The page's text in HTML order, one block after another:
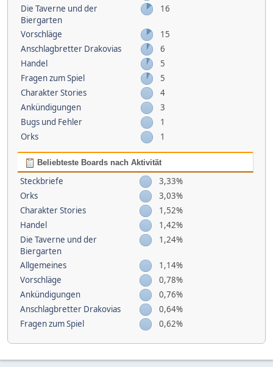
Die Taverne und der
Biergarten
16
Vorschläge
15
Anschlagbretter Drakovias
6
Handel
5
Fragen zum Spiel
5
Charakter Stories
4
Ankündigungen
3
Bugs und Fehler
1
Orks
1
Beliebteste Boards nach Aktivität
Steckbriefe
3,33%
Orks
3,03%
Charakter Stories
1,52%
Handel
1,42%
Die Taverne und der
Biergarten
1,24%
Allgemeines
1,14%
Vorschläge
0,78%
Ankündigungen
0,76%
Anschlagbretter Drakovias
0,64%
Fragen zum Spiel
0,62%